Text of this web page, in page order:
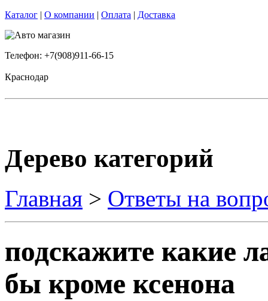
Каталог | О компании | Оплата | Доставка
Телефон: +7(908)911-66-15
Краснодар
Дерево категорий
Главная > Ответы на
подскажите какие
бы кроме ксенона